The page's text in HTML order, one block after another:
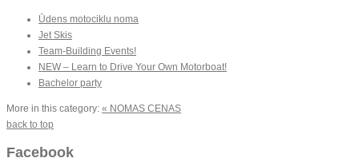
Ūdens motociklu noma
Jet Skis
Team-Building Events!
NEW – Learn to Drive Your Own Motorboat!
Bachelor party
More in this category: « NOMAS CENAS
back to top
Facebook